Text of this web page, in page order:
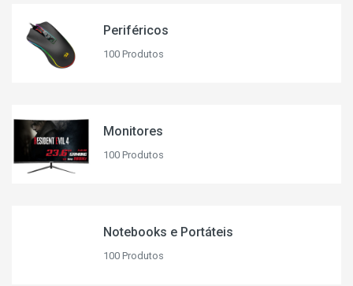
Periféricos
100 Produtos
Monitores
100 Produtos
Notebooks e Portáteis
100 Produtos